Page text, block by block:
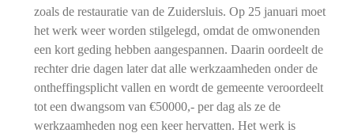
zoals de restauratie van de Zuidersluis. Op 25 januari moet
het werk weer worden stilgelegd, omdat de omwonenden
een kort geding hebben aangespannen. Daarin oordeelt de
rechter drie dagen later dat alle werkzaamheden onder de
ontheffingsplicht vallen en wordt de gemeente veroordeelt
tot een dwangsom van €50000,- per dag als ze de
werkzaamheden nog een keer hervatten. Het werk is